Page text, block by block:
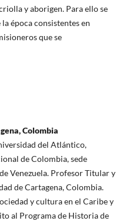
y aborigen. Para ello se
época consistentes en
que se
Colombia
del Atlántico,
de Colombia, sede
Venezuela. Profesor Titular y
de Cartagena, Colombia.
y cultura en el Caribe y
al Programa de Historia de